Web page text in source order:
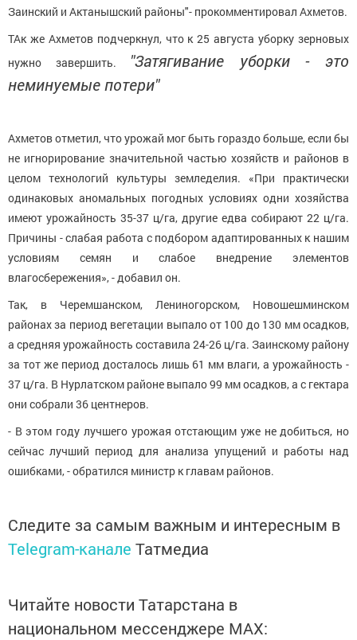
Заинский и Актанышский районы"- прокомментировал Ахметов.
ТАк же Ахметов подчеркнул, что к 25 августа уборку зерновых
нужно завершить. "Затягивание уборки - это
неминуемые потери"
Ахметов отметил, что урожай мог быть гораздо больше, если бы
не игнорирование значительной частью хозяйств и районов в
целом технологий культуры земледелия. «При практически
одинаковых аномальных погодных условиях одни хозяйства
имеют урожайность 35-37 ц/га, другие едва собирают 22 ц/га.
Причины - слабая работа с подбором адаптированных к нашим
условиям семян и слабое внедрение элементов
влагосбережения», - добавил он.
Так, в Черемшанском, Лениногорском, Новошешминском
районах за период вегетации выпало от 100 до 130 мм осадков,
а средняя урожайность составила 24-26 ц/га. Заинскому району
за тот же период досталось лишь 61 мм влаги, а урожайность -
37 ц/га. В Нурлатском районе выпало 99 мм осадков, а с гектара
они собрали 36 центнеров.
- В этом году лучшего урожая отстающим уже не добиться, но
сейчас лучший период для анализа упущений и работы над
ошибками, - обратился министр к главам районов.
Следите за самым важным и интересным в
Telegram-канале Татмедиа
Читайте новости Татарстана в
национальном мессенджере MАХ: